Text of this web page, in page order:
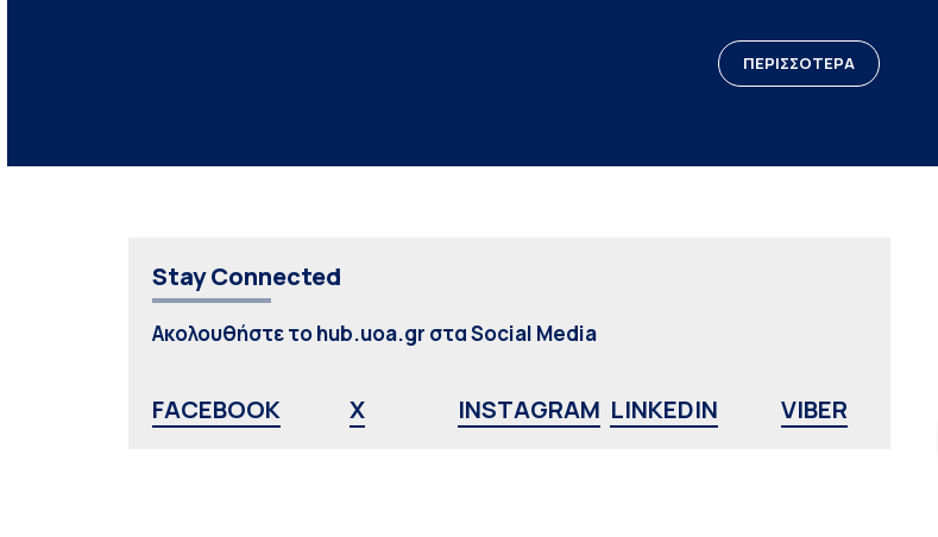
ΠΕΡΙΣΣΟΤΕΡΑ
Stay Connected
Ακολουθήστε το hub.uoa.gr στα Social Media
FACEBOOK X INSTAGRAM LINKEDIN VIBER